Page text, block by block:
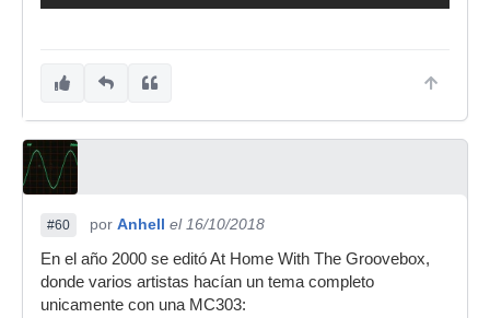
#60 por Anhell el 16/10/2018
En el año 2000 se editó At Home With The Groovebox,
donde varios artistas hacían un tema completo
unicamente con una MC303: